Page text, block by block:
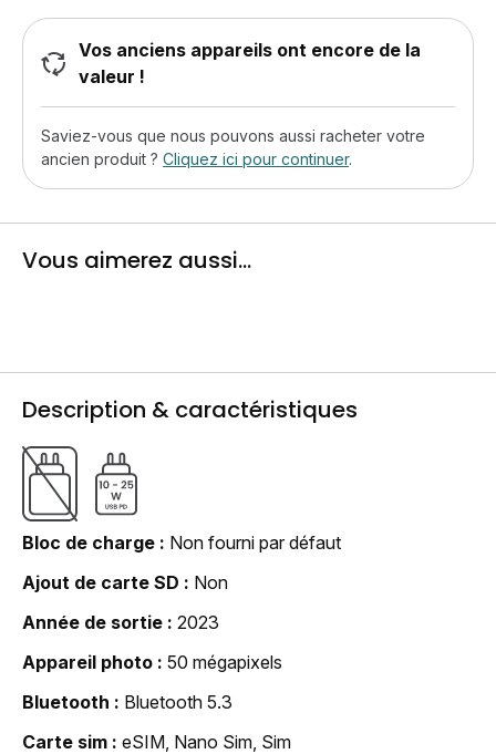
Vos anciens appareils ont encore de la
valeur !
Saviez-vous que nous pouvons aussi racheter votre
ancien produit ? Cliquez ici pour continuer.
Vous aimerez aussi...
Description & caractéristiques
Bloc de charge
Non fourni par défaut
Ajout de carte SD
Non
Année de sortie
2023
Appareil photo
50 mégapixels
Bluetooth
Bluetooth 5.3
Carte sim
eSIM, Nano Sim, Sim